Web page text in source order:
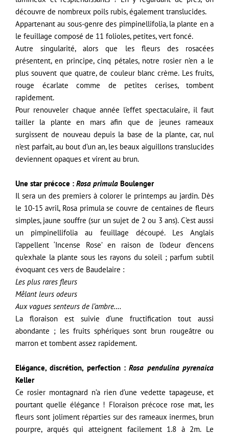
découvre de nombreux poils rubis, également translucides.
Appartenant au sous-genre des pimpinellifolia, la plante en a
le feuillage composé de 11 folioles, petites, vert foncé.
Autre singularité, alors que les fleurs des rosacées
présentent, en principe, cinq pétales, notre rosier n’en a le
plus souvent que quatre, de couleur blanc crème. Les fruits,
rouge écarlate comme de petites cerises, tombent
rapidement.
Pour renouveler chaque année l’effet spectaculaire, il faut
tailler la plante en mars afin que de jeunes rameaux
surgissent de nouveau depuis la base de la plante, car, nul
n’est parfait, au bout d’un an, les beaux aiguillons translucides
deviennent opaques et virent au brun.
Une star précoce : Rosa primula Boulenger
Il sera un des premiers à colorer le printemps au jardin. Dès
le 10-15 avril, Rosa primula se couvre de centaines de fleurs
simples, jaune souffre (sur un sujet de 2 ou 3 ans). C’est aussi
un pimpinellifolia au feuillage découpé. Les Anglais
l’appellent ‘Incense Rose’ en raison de l’odeur d’encens
qu’exhale la plante sous les rayons du soleil ; parfum subtil
évoquant ces vers de Baudelaire :
Les plus rares fleurs
Mêlant leurs odeurs
Aux vagues senteurs de l’ambre….
La floraison est suivie d’une fructification tout aussi
abondante ; les fruits sphériques sont brun rougeâtre ou
marron et tombent assez rapidement.
Elégance, discrétion, perfection :Rosa pendulina pyrenaica
Keller
Ce rosier montagnard n’a rien d’une vedette tapageuse, et
pourtant quelle élégance ! Floraison précoce rose mat, les
fleurs sont joliment réparties sur des rameaux inermes, brun
pourpre, arqués qui atteignent facilement 1.8 à 2m. Le